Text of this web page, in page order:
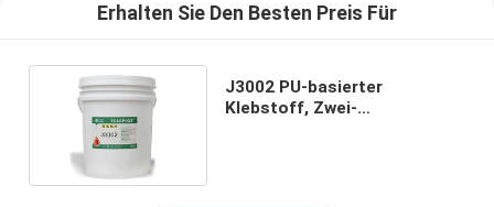
Erhalten Sie Den Besten Preis Für
J3002 PU-basierter
Klebstoff, Zwei-